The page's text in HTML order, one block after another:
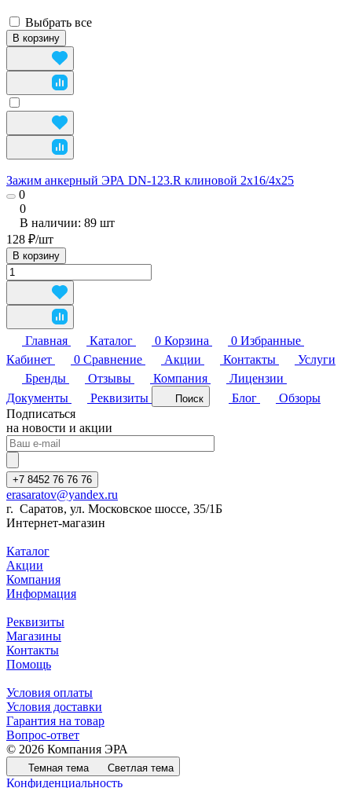
Выбрать все
В корзину
Зажим анкерный ЭРА DN-123.R клиновой 2х16/4х25
0
0
В наличии: 89 шт
128 ₽/шт
В корзину
Главная Каталог 0 Корзина 0 Избранные
Кабинет
0 Сравнение Акции Контакты
Услуги
Бренды
Отзывы Компания
Лицензии
Документы
Реквизиты Поиск Блог
Обзоры
Подписаться
на новости и акции
+7 8452 76 76 76
erasaratov@yandex.ru
г. Саратов, ул. Московское шоссе, 35/1Б
Интернет-магазин
Каталог
Акции
Компания
Информация
Реквизиты
Магазины
Контакты
Помощь
Условия оплаты
Условия доставки
Гарантия на товар
Вопрос-ответ
© 2026 Компания ЭРА
Темная тема Светлая тема
Конфиденциальность